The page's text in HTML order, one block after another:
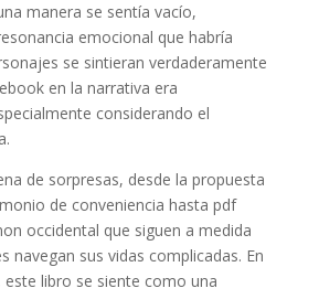
manera se sentía vacío,
emocional que habría
se sintieran verdaderamente
en la narrativa era
considerando el
de sorpresas, desde la propuesta
de conveniencia hasta pdf
occidental que siguen a medida
navegan sus vidas complicadas. En
libro se siente como una